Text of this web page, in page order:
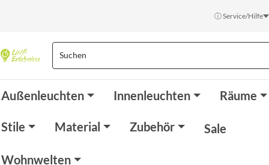
ⓘ Service/Hilfe
Außenleuchten Innenleuchten Räume
Stile Material Zubehör Sale
Wohnwelten